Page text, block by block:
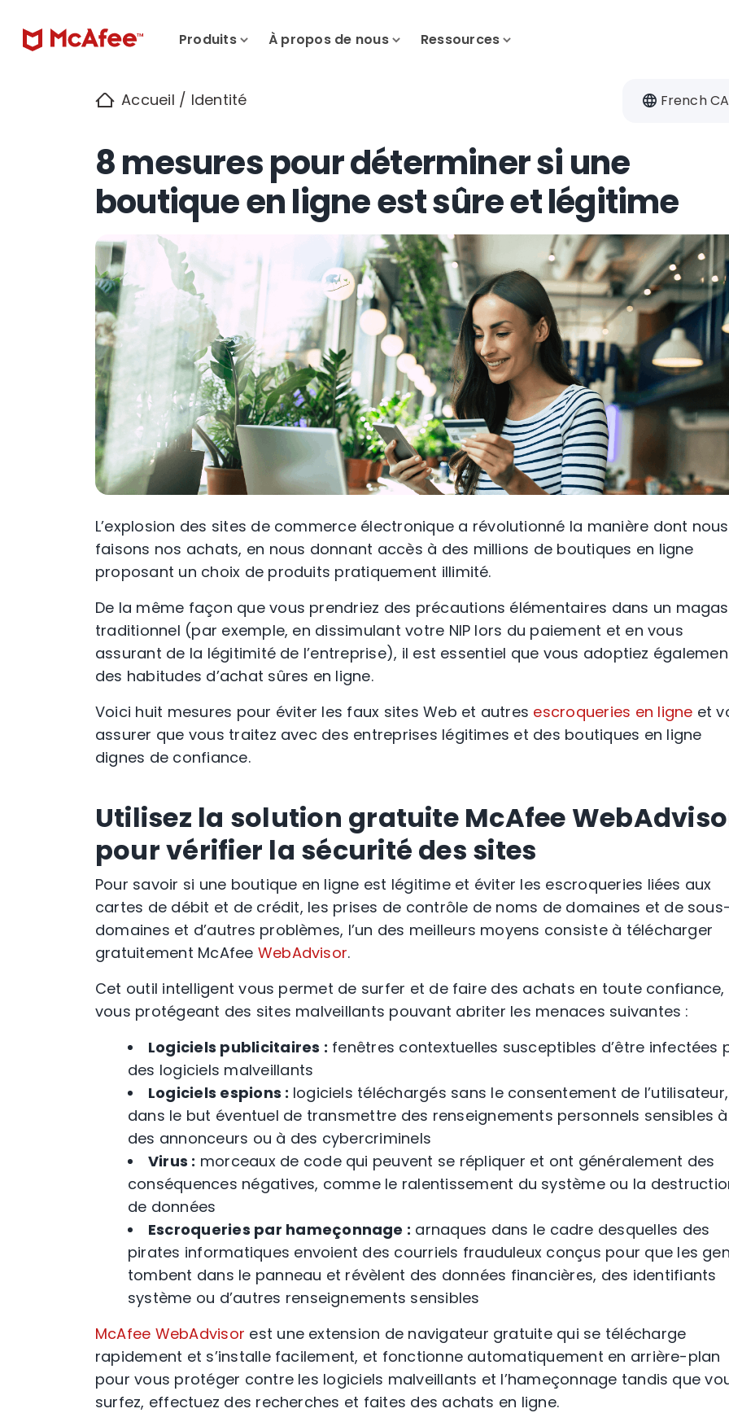
Produits À propos de nous Ressources
Accueil / Identité French CA
8 mesures pour déterminer si une
boutique en ligne est sûre et légitime
L’explosion des sites de commerce électronique a révolutionné la manière dont nous
faisons nos achats, en nous donnant accès à des millions de boutiques en ligne
proposant un choix de produits pratiquement illimité.
De la même façon que vous prendriez des précautions élémentaires dans un
traditionnel (par exemple, en dissimulant votre NIP lors du paiement et en vous
assurant de la légitimité de l’entreprise), il est essentiel que vous adoptiez
des habitudes d’achat sûres en ligne.
Voici huit mesures pour éviter les faux sites Web et autres escroqueries en ligne et
assurer que vous traitez avec des entreprises légitimes et des boutiques en ligne
dignes de confiance.
Utilisez la solution gratuite McAfee
pour vérifier la sécurité des sites
Pour savoir si une boutique en ligne est légitime et éviter les escroqueries liées aux
cartes de débit et de crédit, les prises de contrôle de noms de domaines et de sous-
domaines et d’autres problèmes, l’un des meilleurs moyens consiste à télécharger
gratuitement McAfee WebAdvisor.
Cet outil intelligent vous permet de surfer et de faire des achats en toute confiance,
vous protégeant des sites malveillants pouvant abriter les menaces suivantes :
Logiciels publicitaires : fenêtres contextuelles susceptibles d’être infectées
des logiciels malveillants
Logiciels espions : logiciels téléchargés sans le consentement de l’utilisateur,
dans le but éventuel de transmettre des renseignements personnels sensibles à
des annonceurs ou à des cybercriminels
Virus : morceaux de code qui peuvent se répliquer et ont généralement des
conséquences négatives, comme le ralentissement du système ou la
de données
Escroqueries par hameçonnage : arnaques dans le cadre desquelles des
pirates informatiques envoient des courriels frauduleux conçus pour que les
tombent dans le panneau et révèlent des données financières, des identifiants
système ou d’autres renseignements sensibles
McAfee WebAdvisor est une extension de navigateur gratuite qui se télécharge
rapidement et s’installe facilement, et fonctionne automatiquement en arrière-plan
pour vous protéger contre les logiciels malveillants et l’hameçonnage tandis que
surfez, effectuez des recherches et faites des achats en ligne.